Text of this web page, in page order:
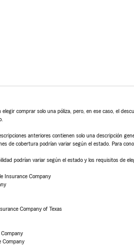
comprar solo una póliza, pero, en ese caso, el
anteriores contienen solo una descripción
de cobertura podrían variar según el estado. Para
podrían variar según el estado y los requisitos de
Insurance Company
Company of Texas
Company